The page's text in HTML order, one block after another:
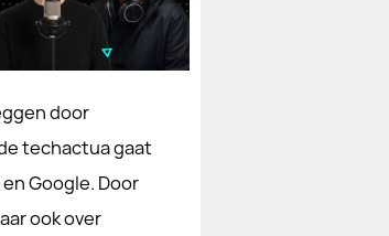
door
techactua gaat
Google. Door
ook over